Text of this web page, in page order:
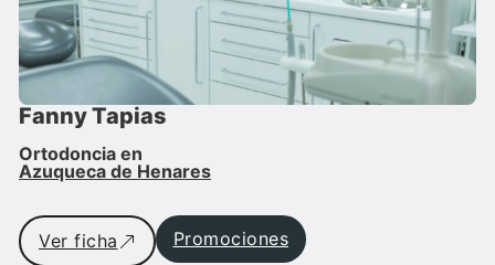
Fanny Tapias
Ortodoncia en
Azuqueca de Henares
Ver ficha Promociones